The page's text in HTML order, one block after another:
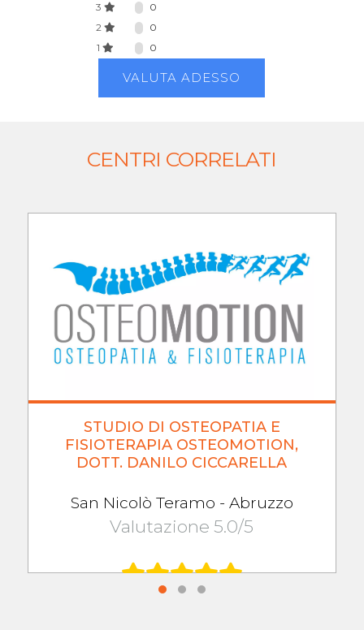
3
0
2
0
1
0
VALUTA ADESSO
CENTRI CORRELATI
STUDIO DI OSTEOPATIA E
FISIOTERAPIA OSTEOMOTION,
DOTT. DANILO CICCARELLA
San Nicolò Teramo - Abruzzo
Valutazione 5.0/5